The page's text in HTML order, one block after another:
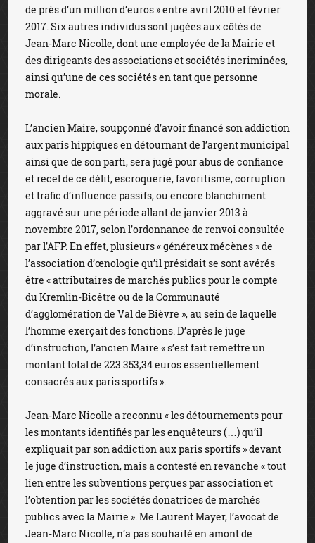
de près d’un million d’euros » entre avril 2010 et février
2017. Six autres individus sont jugées aux côtés de
Jean-Marc Nicolle, dont une employée de la Mairie et
des dirigeants des associations et sociétés incriminées,
ainsi qu’une de ces sociétés en tant que personne
morale.
L’ancien Maire, soupçonné d’avoir financé son addiction
aux paris hippiques en détournant de l’argent municipal
ainsi que de son parti, sera jugé pour abus de confiance
et recel de ce délit, escroquerie, favoritisme, corruption
et trafic d’influence passifs, ou encore blanchiment
aggravé sur une période allant de janvier 2013 à
novembre 2017, selon l’ordonnance de renvoi consultée
par l’AFP. En effet, plusieurs « généreux mécènes » de
l’association d’œnologie qu’il présidait se sont avérés
être « attributaires de marchés publics pour le compte
du Kremlin-Bicêtre ou de la Communauté
d’agglomération de Val de Bièvre », au sein de laquelle
l’homme exerçait des fonctions. D’après le juge
d’instruction, l’ancien Maire « s’est fait remettre un
montant total de 223.353,34 euros essentiellement
consacrés aux paris sportifs ».
Jean-Marc Nicolle a reconnu « les détournements pour
les montants identifiés par les enquêteurs (…) qu’il
expliquait par son addiction aux paris sportifs » devant
le juge d’instruction, mais a contesté en revanche « tout
lien entre les subventions perçues par association et
l’obtention par les sociétés donatrices de marchés
publics avec la Mairie ». Me Laurent Mayer, l’avocat de
Jean-Marc Nicolle, n’a pas souhaité en amont de